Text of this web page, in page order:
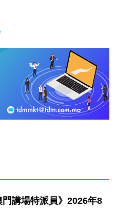
門講場特派員》2026年8